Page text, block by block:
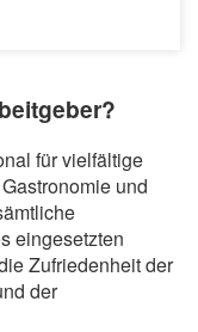
für vielfältige
und
eingesetzten
Zufriedenheit der
der